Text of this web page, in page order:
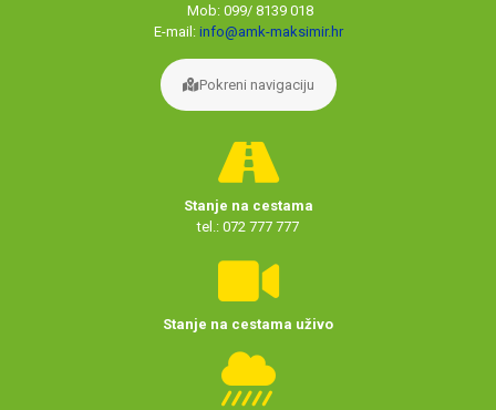
Mob: 099/ 8139 018
E-mail: info@amk-maksimir.hr
Pokreni navigaciju
Stanje na cestama
tel.: 072 777 777
Stanje na cestama uživo